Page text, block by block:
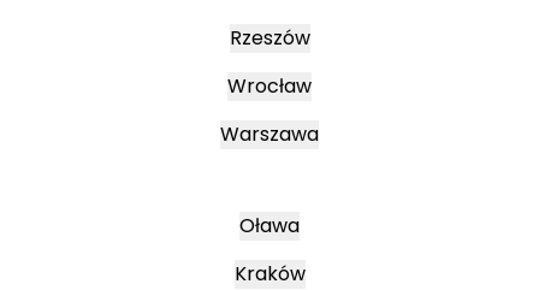
Rzeszów
Wrocław
Warszawa
Oława
Kraków